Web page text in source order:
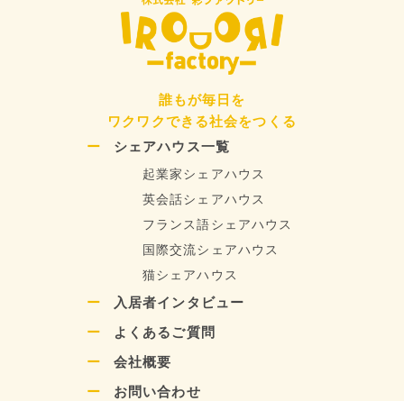
誰もが毎日を
ワクワクできる社会をつくる
シェアハウス一覧
起業家シェアハウス
英会話シェアハウス
フランス語シェアハウス
国際交流シェアハウス
猫シェアハウス
入居者インタビュー
よくあるご質問
会社概要
お問い合わせ